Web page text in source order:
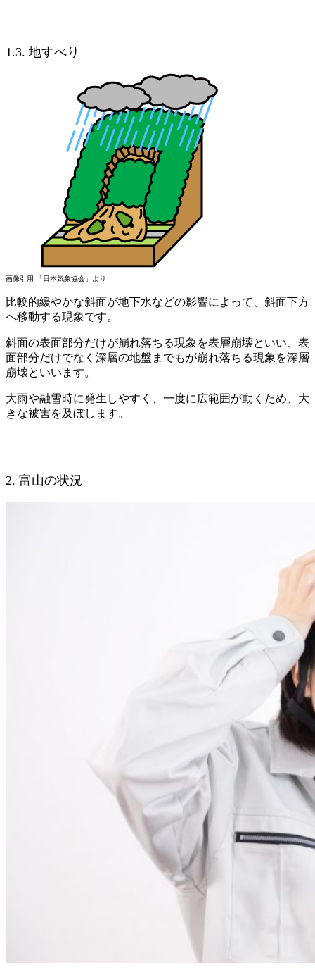
1.3. 地すべり
画像引用 「日本気象協会」より
比較的緩やかな斜面が地下水などの影響によって、斜面下方
へ移動する現象です。
斜面の表面部分だけが崩れ落ちる現象を表層崩壊といい、表
面部分だけでなく深層の地盤までもが崩れ落ちる現象を深層
崩壊といいます。
大雨や融雪時に発生しやすく、一度に広範囲が動くため、大
きな被害を及ぼします。
2. 富山の状況